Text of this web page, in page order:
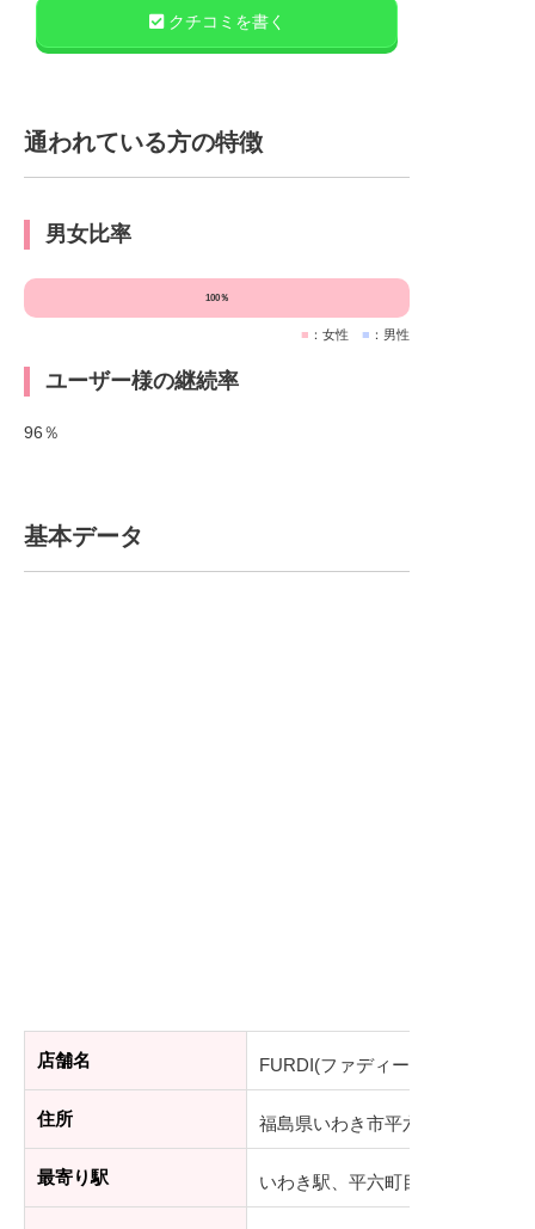
クチコミを書く
通われている方の特徴
男女比率
100％
■ ：女性 ■ ：男性
ユーザー様の継続率
96％
基本データ
店舗名 FURDI(ファディー) いわき
住所 福島県いわき市平六町目６−２
最寄り駅 いわき駅、平六町目バス停